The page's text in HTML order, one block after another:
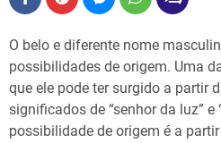
O belo e diferente nome
possibilidades de origem. Uma
que ele pode ter surgido a partir
significados de “senhor da luz” e
possibilidade de origem é a